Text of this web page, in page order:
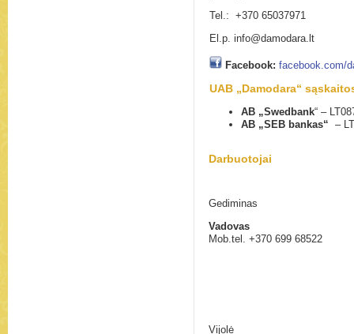
Tel.: +370 65037971
El.p. info@damodara.lt
Facebook: facebook.com/
UAB „Damodara“
AB „Swedbank“ –
AB „SEB bankas“ –
Darbuotojai
Gediminas
Vadovas
Mob.tel. +370 699 68522
Vijolė